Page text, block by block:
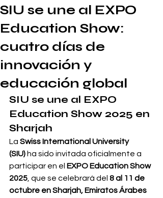
SIU se une al EXPO
Education Show:
cuatro días de
innovación y
educación global
SIU se une al EXPO
Education Show 2025 en
Sharjah
La Swiss International University
(SIU) ha sido invitada oficialmente a
participar en el EXPO Education Show
2025 , que se celebrará del 8 al 11 de
octubre en Sharjah, Emiratos Árabes